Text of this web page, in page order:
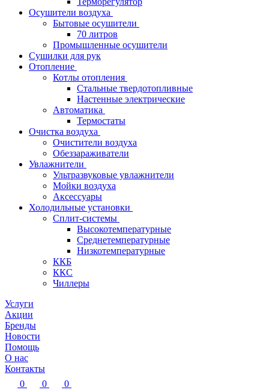
Осушители воздуха
Бытовые осушители
70 литров
Промышленные осушители
Сушилки для рук
Отопление
Котлы отопления
Стальные твердотопливные
Настенные электрические
Автоматика
Термостаты
Очистка воздуха
Очистители воздуха
Обеззараживатели
Увлажнители
Ультразвуковые увлажнители
Мойки воздуха
Аксессуары
Холодильные установки
Сплит-системы
Высокотемпературные
Среднетемпературные
Низкотемпературные
ККБ
ККС
Чиллеры
Услуги
Акции
Бренды
Новости
Помощь
О нас
Контакты
0
0
0